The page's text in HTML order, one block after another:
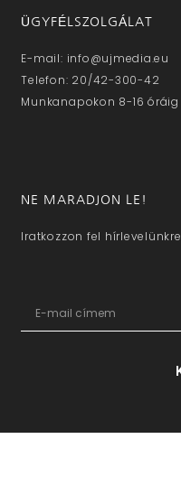
ÜGYFÉLSZOLGÁLAT
E-mail: info@ujmedia.eu
Telefon: 20/42-300-42
Munkanapokon 8-16 óráig
NE MARADJON LE!
Iratkozzon fel